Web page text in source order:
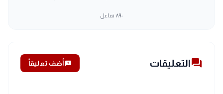
٨٩٠ تفاعل
forumالتعليقات add_commentأضف تعليقاً